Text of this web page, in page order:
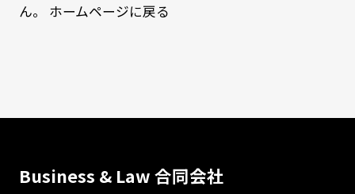
セミナー
ん。 ホームページに戻る
Business & Law 合同会社